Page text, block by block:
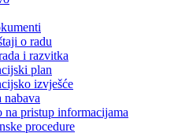
o radu
i razvitka
plan
izvješće
nabava
na pristup informacijama
procedure